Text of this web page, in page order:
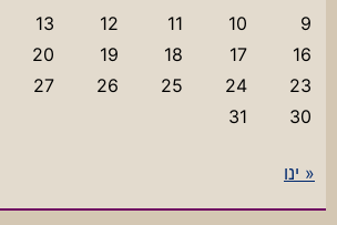
9
10
11
12
13
16
17
18
19
20
23
24
25
26
27
30
31
« ינו